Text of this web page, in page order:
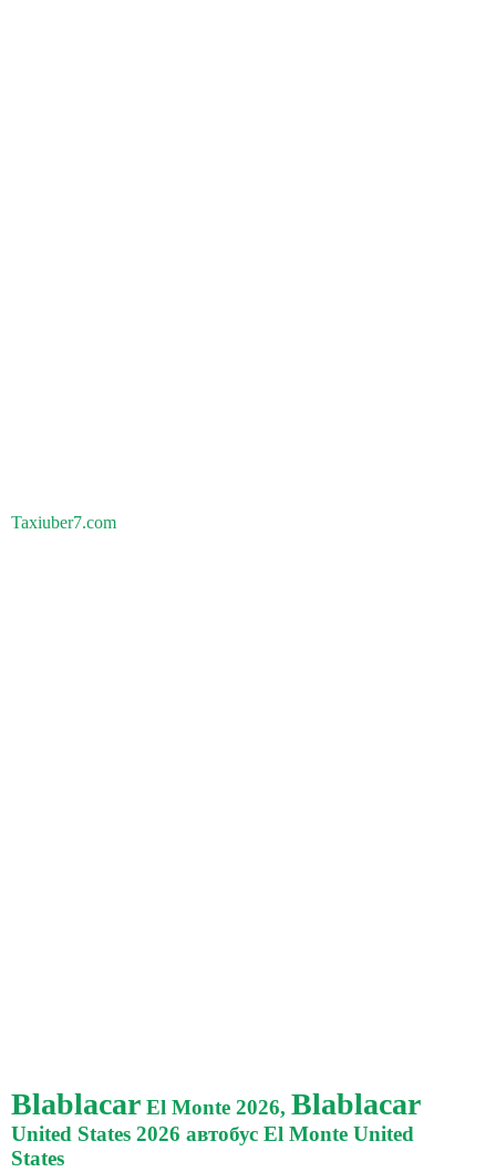
Taxiuber7.com
Blablacar El Monte 2026, Blablacar
United States 2026 автобус El Monte United
States